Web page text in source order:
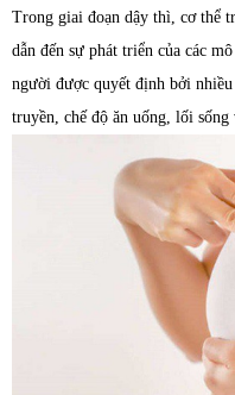
Trong giai đoạn dậy thì, cơ thể
dẫn đến sự phát triển của các
người được quyết định bởi
truyền, chế độ ăn uống, lối